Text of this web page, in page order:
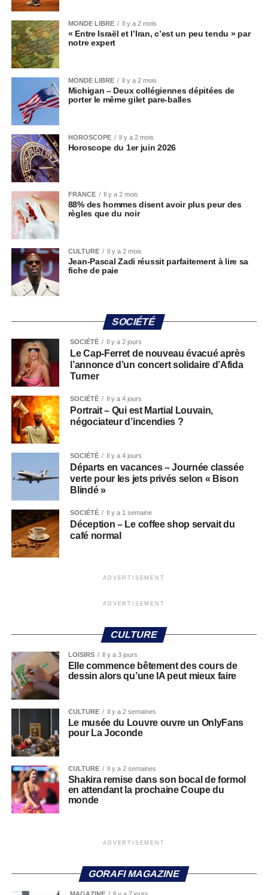
MONDE LIBRE Il y a 2 mois
« Entre Israël et l’Iran, c’est un peu tendu » par
notre expert
MONDE LIBRE Il y a 2 mois
Michigan – Deux collégiennes dépitées de
porter le même gilet pare-balles
HOROSCOPE Il y a 2 mois
Horoscope du 1er juin 2026
FRANCE Il y a 2 mois
88% des hommes disent avoir plus peur des
règles que du noir
CULTURE Il y a 2 mois
Jean-Pascal Zadi réussit parfaitement à lire sa
fiche de paie
SOCIÉTÉ
SOCIÉTÉ Il y a 2 jours
Le Cap-Ferret de nouveau évacué après
l’annonce d’un concert solidaire d’Afida
Turner
SOCIÉTÉ Il y a 4 jours
Portrait – Qui est Martial Louvain,
négociateur d’incendies ?
SOCIÉTÉ Il y a 4 jours
Départs en vacances – Journée classée
verte pour les jets privés selon « Bison
Blindé »
SOCIÉTÉ Il y a 1 semaine
Déception – Le coffee shop servait du
café normal
ADVERTISEMENT
ADVERTISEMENT
CULTURE
LOISIRS Il y a 3 jours
Elle commence bêtement des cours de
dessin alors qu’une IA peut mieux faire
CULTURE Il y a 2 semaines
Le musée du Louvre ouvre un OnlyFans
pour La Joconde
CULTURE Il y a 2 semaines
Shakira remise dans son bocal de formol
en attendant la prochaine Coupe du
monde
ADVERTISEMENT
GORAFI MAGAZINE